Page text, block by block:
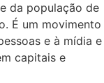
da população de
É um movimento
e à mídia e
capitais e